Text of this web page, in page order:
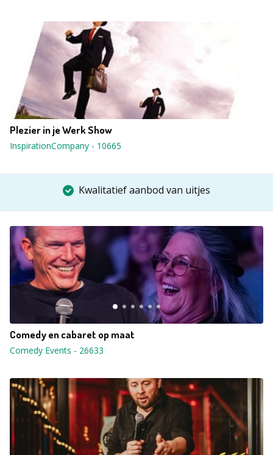
Plezier in je Werk Show
InspirationCompany - 10665
Kwalitatief aanbod van uitjes
Comedy en cabaret op maat
Comedy Events - 26633